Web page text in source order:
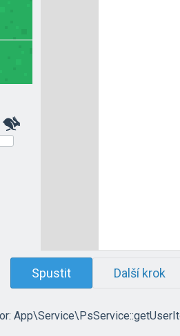
Spustit Další krok